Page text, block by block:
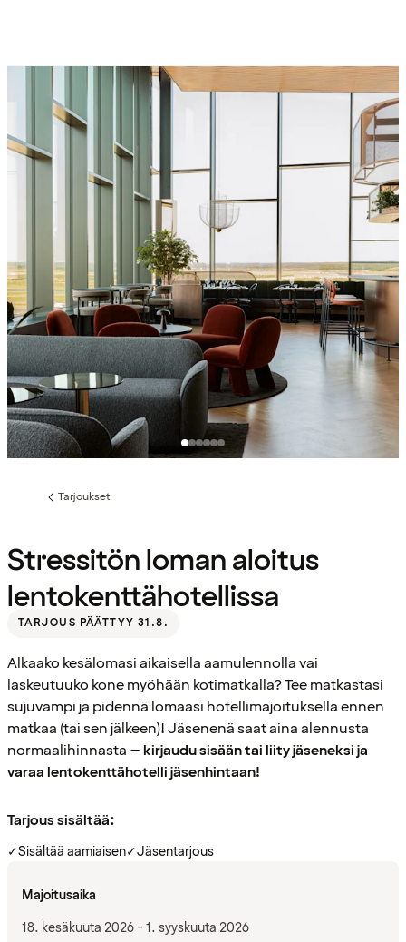
Edellinen
Tarjoukset
Stressitön loman aloitus
lentokenttähotellissa
TARJOUS PÄÄTTYY 31.8.
Alkaako kesälomasi aikaisella aamulennolla vai
laskeutuuko kone myöhään kotimatkalla? Tee matkastasi
sujuvampi ja pidennä lomaasi hotellimajoituksella ennen
matkaa (tai sen jälkeen)! Jäsenenä saat aina alennusta
normaalihinnasta – kirjaudu sisään tai liity jäseneksi ja
varaa lentokenttähotelli jäsenhintaan!
Tarjous sisältää:
✓Sisältää aamiaisen✓Jäsentarjous
Majoitusaika
18. kesäkuuta 2026 - 1. syyskuuta 2026